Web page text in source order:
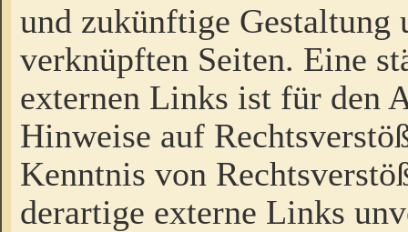
und zukünftige Gestaltung
verknüpften Seiten. Eine
externen Links ist für den
Hinweise auf
Kenntnis von
derartige externe Links